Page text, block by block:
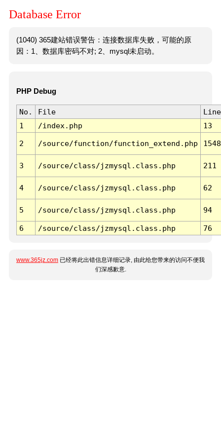
Database Error
(1040) 365建站错误警告：连接数据库失败，可能的原
因：1、数据库密码不对; 2、mysql未启动。
PHP Debug
No. File
Line
1
/index.php 13
2 /source/function/function_extend.php 1548
3 /source/class/jzmysql.class.php 211
4 /source/class/jzmysql.class.php 62
5 /source/class/jzmysql.class.php 94
6 /source/class/jzmysql.class.php 76
www.365jz.com 已经将此出错信息详细记录, 由此给您带来的访问不便我
们深感歉意.